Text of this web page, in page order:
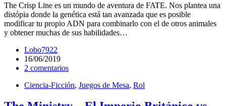
The Crisp Line es un mundo de aventura de FATE. Nos plantea una
distópia donde la genética está tan avanzada que es posible
modificar tu propio ADN para combinarlo con el de otros animales
y obtener muchas de sus habilidades…
Lobo7922
16/06/2019
2 comentarios
Ciencia-Ficción, Juegos de Mesa, Rol